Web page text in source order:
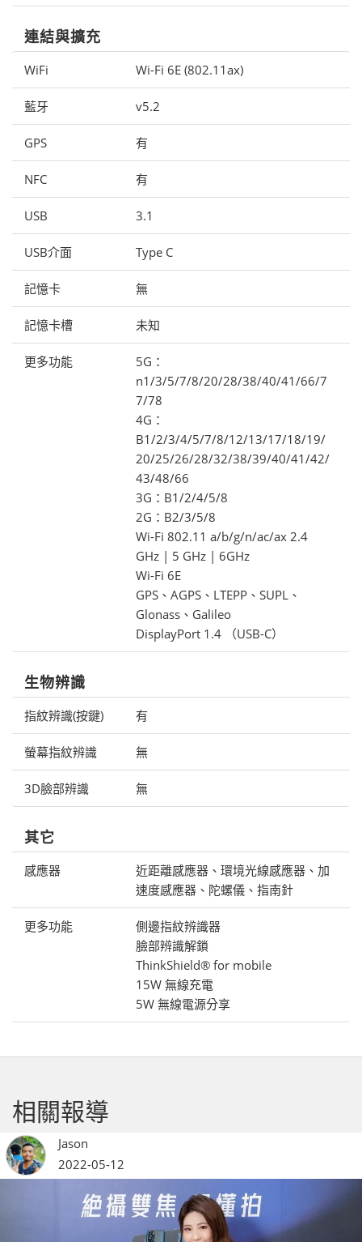
連結與擴充
WiFi Wi-Fi 6E (802.11ax)
藍牙 v5.2
GPS 有
NFC 有
USB 3.1
USB介面 Type C
記憶卡 無
記憶卡槽 未知
更多功能
5G：
n1/3/5/7/8/20/28/38/40/41/66/7
7/78
4G：
B1/2/3/4/5/7/8/12/13/17/18/19/
20/25/26/28/32/38/39/40/41/42/
43/48/66
3G：B1/2/4/5/8
2G：B2/3/5/8
Wi-Fi 802.11 a/b/g/n/ac/ax 2.4
GHz | 5 GHz | 6GHz
Wi-Fi 6E
GPS、AGPS、LTEPP、SUPL、
Glonass、Galileo
DisplayPort 1.4 （USB-C）
生物辨識
指紋辨識(按鍵) 有
螢幕指紋辨識 無
3D臉部辨識 無
其它
感應器
近距離感應器、環境光線感應器、加
速度感應器、陀螺儀、指南針
更多功能
側邊指紋辨識器
臉部辨識解鎖
ThinkShield® for mobile
15W 無線充電
5W 無線電源分享
相關報導
Jason
2022-05-12